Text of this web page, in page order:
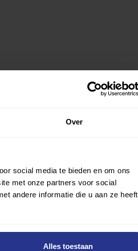
Over
social media te bieden en om ons
met onze partners voor social
andere informatie die u aan ze heeft
Alles toestaan